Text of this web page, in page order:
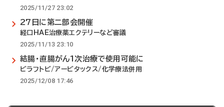
2025/11/27 23:02
27日に第二部会開催
経口HAE治療薬エクテリーなど審議
2025/11/13 23:10
結腸・直腸がん1次治療で使用可能に
ビラフトビ/アービタックス/化学療法併用
2025/12/08 17:46